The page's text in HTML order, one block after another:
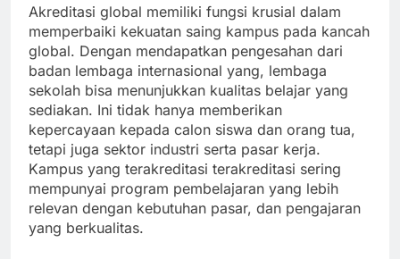
Akreditasi global memiliki fungsi krusial dalam
memperbaiki kekuatan saing kampus pada kancah
global. Dengan mendapatkan pengesahan dari
badan lembaga internasional yang, lembaga
sekolah bisa menunjukkan kualitas belajar yang
sediakan. Ini tidak hanya memberikan
kepercayaan kepada calon siswa dan orang tua,
tetapi juga sektor industri serta pasar kerja.
Kampus yang terakreditasi terakreditasi sering
mempunyai program pembelajaran yang lebih
relevan dengan kebutuhan pasar, dan pengajaran
yang berkualitas.